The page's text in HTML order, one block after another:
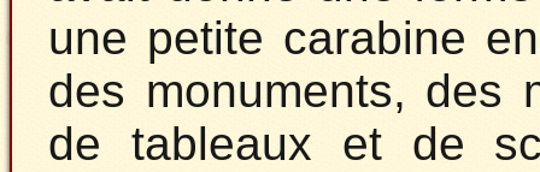
une petite carabine
des monuments, des
de tableaux et de